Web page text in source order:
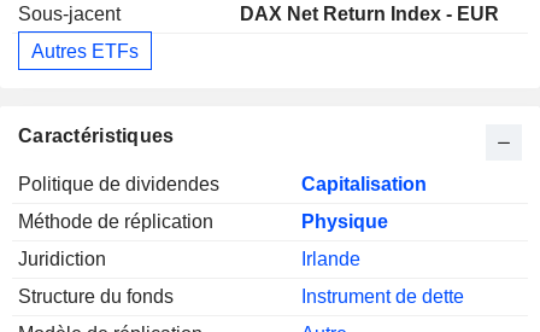
Sous-jacent
DAX Net Return Index - EUR
Autres ETFs
Caractéristiques
Politique de dividendes
Capitalisation
Méthode de réplication
Physique
Juridiction
Irlande
Structure du fonds
Instrument de dette